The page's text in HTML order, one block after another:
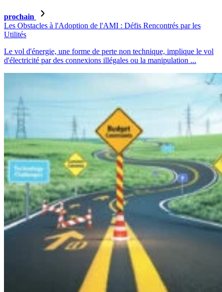
prochain
Les Obstacles à l'Adoption de l'AMI : Défis Rencontrés par les
Utilités
Le vol d'énergie, une forme de perte non technique, implique le vol
d'électricité par des connexions illégales ou la manipulation ...